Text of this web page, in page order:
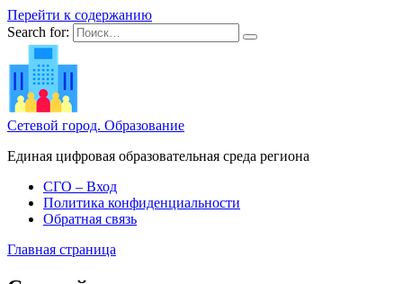
Перейти к содержанию
Search for:
Сетевой город. Образование
Единая цифровая образовательная среда региона
СГО – Вход
Политика конфиденциальности
Обратная связь
Главная страница